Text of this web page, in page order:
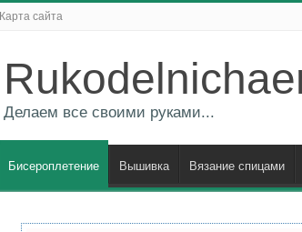
Карта сайта
Делаем все своими руками...
Бисероплетение Вышивка Вязание спицами